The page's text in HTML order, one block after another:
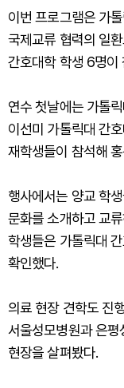
이번 프로그램은 가
국제교류 협력의 일
간호대학 학생 6명이
연수 첫날에는 가톨
이선미 가톨릭대 간
재학생들이 참석해
행사에서는 양교 학
문화를 소개하고 교
학생들은 가톨릭대
확인했다.
의료 현장 견학도 진
서울성모병원과 은
현장을 살펴봤다.